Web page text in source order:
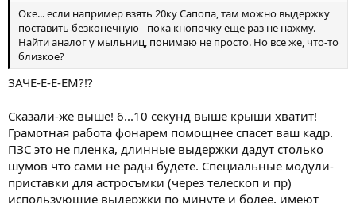
Оке... если например взять 20ку Сапопа, там можно выдержку
поставить безконечную - пока кнопочку еще раз не нажму.
Найти аналог у мыльниц, понимаю не просто. Но все же, что-то
близкое?
ЗАЧЕ-Е-Е-ЕМ?!?
Сказали-же выше! 6...10 секунд выше крыши хватит!
Грамотная работа фонарем помощнее спасет ваш кадр.
ПЗС это не пленка, длинные выдержки дадут столько
шумов что сами не рады будете. Специальные модули-
приставки для астросъмки (через телескоп и пр)
использующие выдержки по минуте и более, имеют